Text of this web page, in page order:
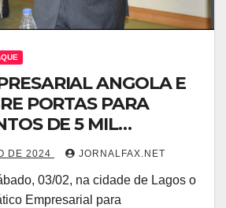
ANGOLA E
PORTAS PARA
DE 5 MIL
DÓLARES
DE 2024 JORNALFAX.NET
03/02, na cidade de Lagos o
Empresarial para